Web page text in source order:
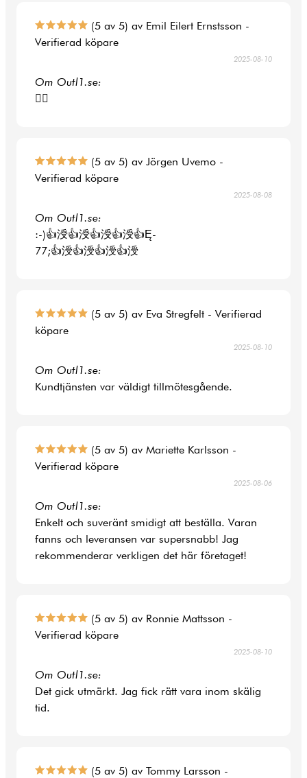
(5 av 5) av Emil Eilert Ernstsson -
Verifierad köpare
2025-08-10
Om Outl1.se:
👍🏻
(5 av 5) av Jörgen Uvemo -
Verifierad köpare
2025-08-08
Om Outl1.se:
:-)👍涭👍涭👍涭👍涭👍Ę-
77;👍涭👍涭👍涭👍涭
(5 av 5) av Eva Stregfelt - Verifierad
köpare
2025-08-10
Om Outl1.se:
Kundtjänsten var väldigt tillmötesgående.
(5 av 5) av Mariette Karlsson -
Verifierad köpare
2025-08-06
Om Outl1.se:
Enkelt och suveränt smidigt att beställa. Varan
fanns och leveransen var supersnabb! Jag
rekommenderar verkligen det här företaget!
(5 av 5) av Ronnie Mattsson -
Verifierad köpare
2025-08-10
Om Outl1.se:
Det gick utmärkt. Jag fick rätt vara inom skälig
tid.
(5 av 5) av Tommy Larsson -